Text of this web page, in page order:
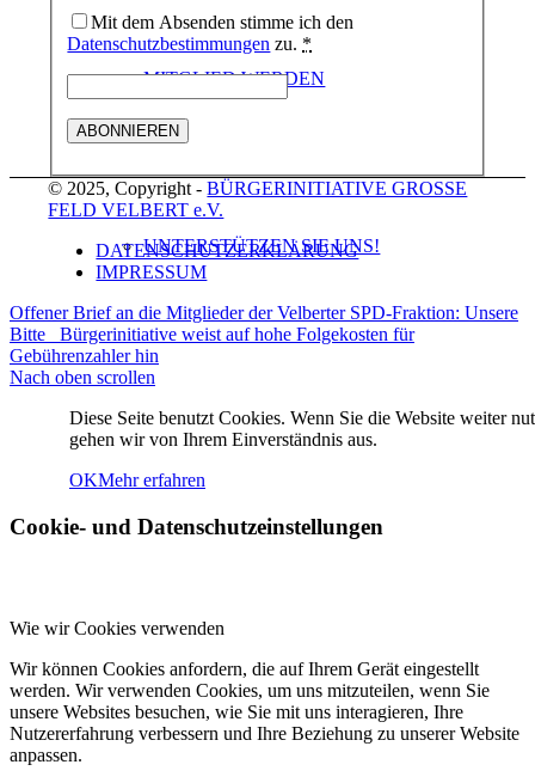
MITGLIED WERDEN
UNTERSTÜTZEN SIE UNS!
TERMINE
KONTAKT
Mit dem Absenden stimme ich den
Datenschutzbestimmungen zu. *
© 2025, Copyright -BÜRGERINITIATIVE GROSSE
FELD VELBERT e.V.
DATENSCHUTZERKLÄRUNG
IMPRESSUM
Offener Brief an die Mitglieder der Velberter SPD-Fraktion: Unsere
Bitte
Bürgerinitiative weist auf hohe Folgekosten für
Gebührenzahler hin
Nach oben scrollen
Diese Seite benutzt Cookies. Wenn Sie die Website weiter
gehen wir von Ihrem Einverständnis aus.
OKMehr erfahren
Cookie- und Datenschutzeinstellungen
Wie wir Cookies verwenden
Wir können Cookies anfordern, die auf Ihrem Gerät eingestellt
werden. Wir verwenden Cookies, um uns mitzuteilen, wenn Sie
unsere Websites besuchen, wie Sie mit uns interagieren, Ihre
Nutzererfahrung verbessern und Ihre Beziehung zu unserer Website
anpassen.